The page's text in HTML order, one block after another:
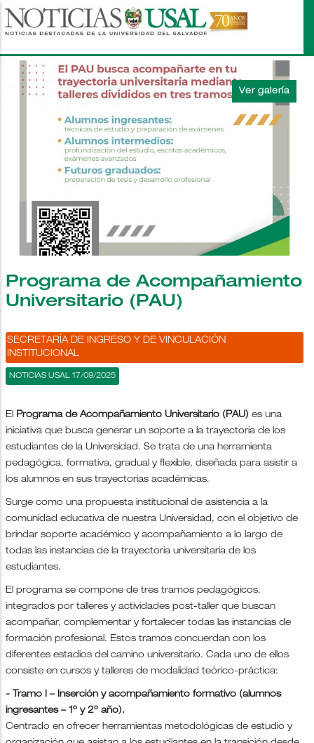
Pasar
al
principal
Programa de Acompañamiento
Universitario (PAU)
SECRETARÍA DE INGRESO Y DE VINCULACIÓN
INSTITUCIONAL
NOTICIAS USAL 17/09/2025
El Programa de Acompañamiento Universitario (PAU) es una
iniciativa que busca generar un soporte a la trayectoria de los
estudiantes de la Universidad. Se trata de una herramienta
pedagógica, formativa, gradual y flexible, diseñada para asistir a
los alumnos en sus trayectorias académicas.
Surge como una propuesta institucional de asistencia a la
comunidad educativa de nuestra Universidad, con el objetivo de
brindar soporte académico y acompañamiento a lo largo de
todas las instancias de la trayectoria universitaria de los
estudiantes.
El programa se compone de tres tramos pedagógicos,
integrados por talleres y actividades post-taller que buscan
acompañar, complementar y fortalecer todas las instancias de
formación profesional. Estos tramos concuerdan con los
diferentes estadios del camino universitario. Cada uno de ellos
consiste en cursos y talleres de modalidad teórico-práctica:
- Tramo I – Inserción y acompañamiento formativo (alumnos
ingresantes – 1º y 2º año).
Centrado en ofrecer herramientas metodológicas de estudio y